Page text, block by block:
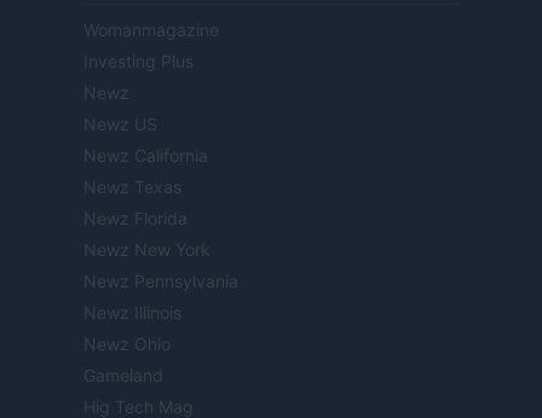
Womanmagazine
Investing Plus
Newz
Newz US
Newz California
Newz Texas
Newz Florida
Newz New York
Newz Pennsylvania
Newz Illinois
Newz Ohio
Gameland
Hig Tech Mag